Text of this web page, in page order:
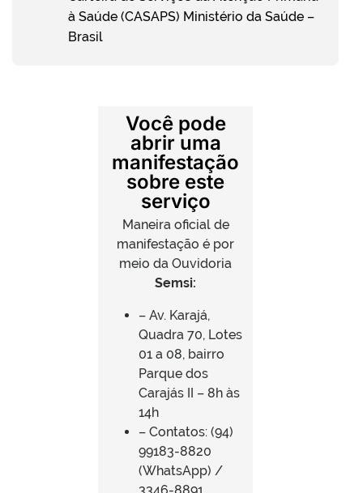
à Saúde (CASAPS) Ministério da Saúde –
Brasil
Você pode
abrir uma
manifestação
sobre este
serviço
Maneira oficial de
manifestação é por
meio da Ouvidoria
Semsi:
– Av. Karajá,
Quadra 70, Lotes
01 a 08, bairro
Parque dos
Carajás II – 8h às
14h
– Contatos: (94)
99183-8820
(WhatsApp) /